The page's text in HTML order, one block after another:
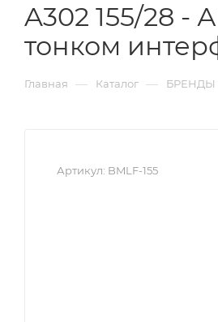
A302 155/28 -
тонком
Главная — Каталог — БРЕНДЫ
Артикул: BMLF-155